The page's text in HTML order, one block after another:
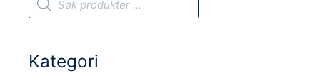
o
t
sKategori